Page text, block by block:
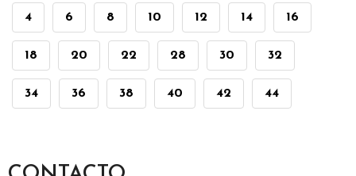
4 6 8 10 12 14 16
18 20 22 28 30 32
34 36 38 40 42 44